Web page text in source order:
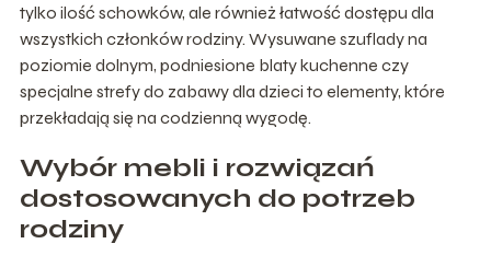
tylko ilość schowków, ale również łatwość dostępu dla
wszystkich członków rodziny. Wysuwane szuflady na
poziomie dolnym, podniesione blaty kuchenne czy
specjalne strefy do zabawy dla dzieci to elementy, które
przekładają się na codzienną wygodę.
Wybór mebli i rozwiązań
dostosowanych do potrzeb
rodziny